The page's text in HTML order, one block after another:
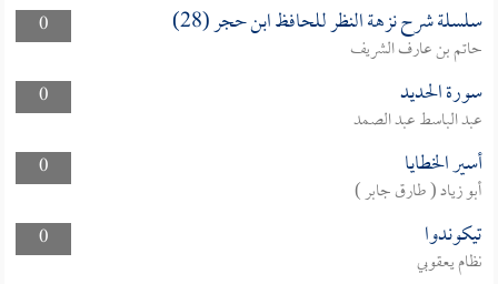
0
سلسلة شرح نزهة النظر للحافظ ابن حجر (28)
حاتم بن عارف الشريف
0
سورة الحديد
عبد الباسط عبد الصمد
0
أسير الخطايا
أبو زياد ( طارق جابر )
0
تيكوندوا
نظام يعقوبي